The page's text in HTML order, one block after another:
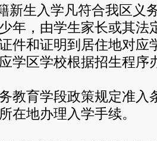
生入学凡符合我区义
年，由学生家长或其法
件和证明到居住地对应
学区学校根据招生程序
育学段政策规定准入
在地办理入学手续。